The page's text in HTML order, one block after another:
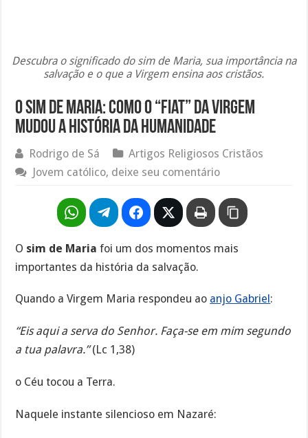
Descubra o significado do sim de Maria, sua importância na
salvação e o que a Virgem ensina aos cristãos.
O sim de Maria: como o “fiat” da Virgem
mudou a história da humanidade
Rodrigo de Sá
Artigos Religiosos Cristãos
Jovem católico, deixe seu comentário
O sim de Maria foi um dos momentos mais
importantes da história da salvação.
Quando a Virgem Maria respondeu ao anjo Gabriel :
“Eis aqui a serva do Senhor. Faça-se em mim segundo
a tua palavra.”(Lc 1,38)
o Céu tocou a Terra.
Naquele instante silencioso em Nazaré: